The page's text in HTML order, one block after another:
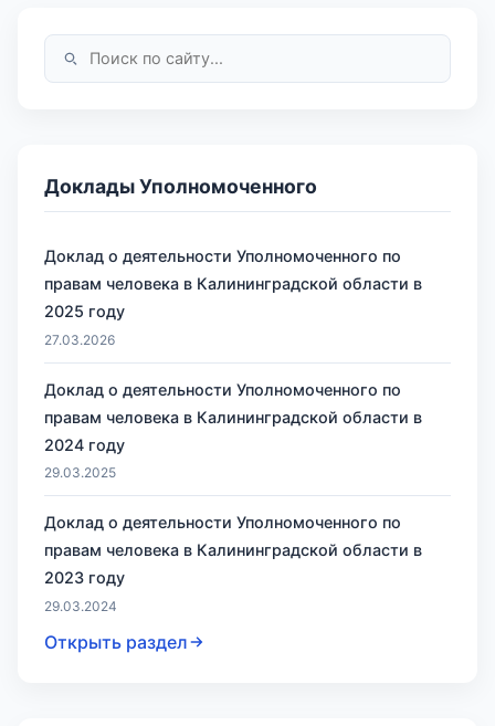
Доклады Уполномоченного
Доклад о деятельности Уполномоченного по
правам человека в Калининградской области в
2025 году
27.03.2026
Доклад о деятельности Уполномоченного по
правам человека в Калининградской области в
2024 году
29.03.2025
Доклад о деятельности Уполномоченного по
правам человека в Калининградской области в
2023 году
29.03.2024
Открыть раздел